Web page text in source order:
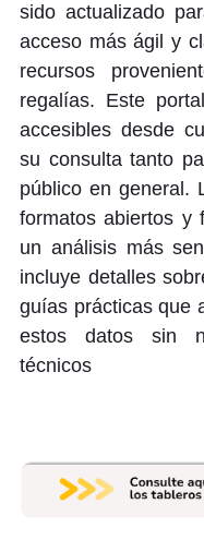
sido actualizado
acceso más ágil y
recursos
regalías. Este
accesibles desde
su consulta tanto
público en general.
formatos abiertos y
un análisis más
incluye detalles
guías prácticas que
estos datos sin
técnicos